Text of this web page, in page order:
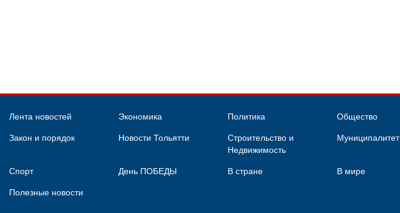
Лента новостей Экономика Политика Общество
Закон и порядок Новости Тольятти
Строительство и
Недвижимость
Муниципалитет
Спорт День ПОБЕДЫ В стране В мире
Полезные новости